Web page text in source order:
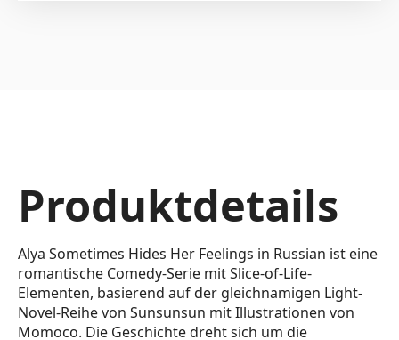
Produktdetails
Alya Sometimes Hides Her Feelings in Russian ist eine
romantische Comedy-Serie mit Slice-of-Life-
Elementen, basierend auf der gleichnamigen Light-
Novel-Reihe von Sunsunsun mit Illustrationen von
Momoco. Die Geschichte dreht sich um die